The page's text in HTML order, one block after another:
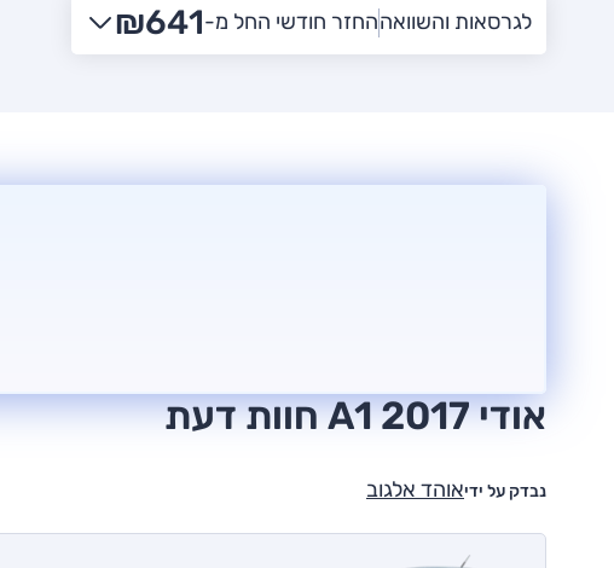
לגרסאות והשוואההחזר חודשי החל מ-₪641
אודי A1 2017 חוות דעת
נבדק על ידיאוהד אלגוב